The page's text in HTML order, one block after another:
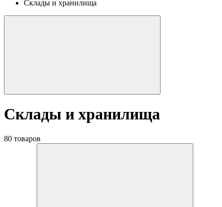
Склады и хранилища
Склады и хранилища
80 товаров